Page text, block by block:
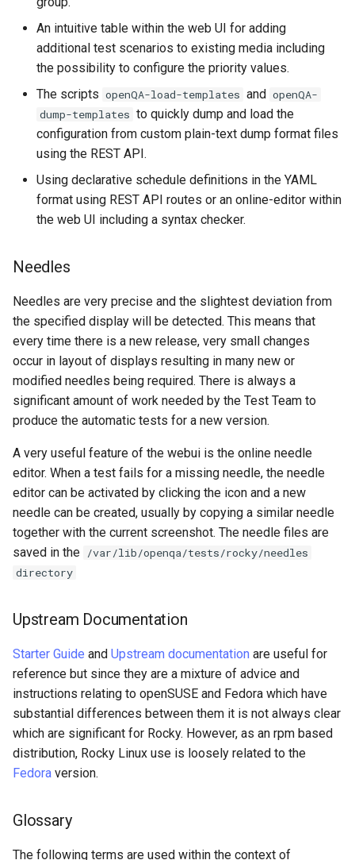
An intuitive table within the web UI for adding
additional test scenarios to existing media including
the possibility to configure the priority values.
The scripts openQA-load-templates and openQA-
dump-templates to quickly dump and load the
configuration from custom plain-text dump format files
using the REST API.
Using declarative schedule definitions in the YAML
format using REST API routes or an online-editor within
the web UI including a syntax checker.
Needles
Needles are very precise and the slightest deviation from
the specified display will be detected. This means that
every time there is a new release, very small changes
occur in layout of displays resulting in many new or
modified needles being required. There is always a
significant amount of work needed by the Test Team to
produce the automatic tests for a new version.
A very useful feature of the webui is the online needle
editor. When a test fails for a missing needle, the needle
editor can be activated by clicking the icon and a new
needle can be created, usually by copying a similar needle
together with the current screenshot. The needle files are
saved in the /var/lib/openqa/tests/rocky/needles
directory
Upstream Documentation
Starter Guide and Upstream documentation are useful for
reference but since they are a mixture of advice and
instructions relating to openSUSE and Fedora which have
substantial differences between them it is not always clear
which are significant for Rocky. However, as an rpm based
distribution, Rocky Linux use is loosely related to the
Fedora version.
Glossary
The following terms are used within the context of